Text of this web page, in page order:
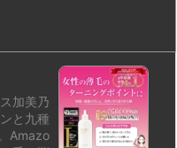
加美乃
と九種
Amazo